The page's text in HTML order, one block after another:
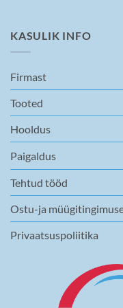
KASULIK INFO
Firmast
Tooted
Hooldus
Paigaldus
Tehtud tööd
Ostu-ja
Privaatsuspoliitika